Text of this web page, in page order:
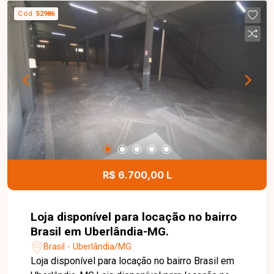
diferentes tipos de projetos. Suas dimensões
permitem ampla flexibilidade para construção,
tornando-o uma excelente opção para quem
deseja construir a residência dos sonhos ou
investir em um empreendimento comercial.
Localizado em uma região tranquila, segura e
com ótima valorização imobiliária. Entre em
contato com a Delta Imóveis e agende uma visita.
Nossa equipe está pronta para apresentar todos
os detalhes deste terreno e ajudar você a realizar
um excelente investimento.
Cód. 52986
R$ 6.700,00 L
Loja disponível para locação no bairro
Brasil em Uberlândia-MG.
Brasil - Uberlândia/MG
Loja disponível para locação no bairro Brasil em